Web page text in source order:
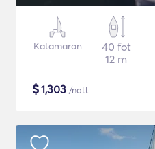
Katamaran
40 fot
12 m
$1,303 /natt